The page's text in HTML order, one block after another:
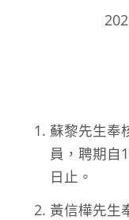
蘇黎先生奉
員，聘期自
日止。
黃信樺先生